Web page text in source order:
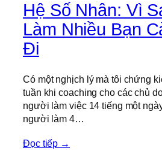
Hệ Số Nhân: Vì
Làm Nhiều Bạn
Đi
Có một nghịch lý mà tôi chứng
tuần khi coaching cho các chủ
người làm việc 14 tiếng một
người làm 4…
Đọc tiếp →